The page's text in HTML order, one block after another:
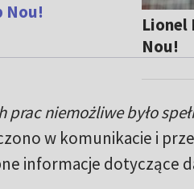
Lionel
Nou!
Nou!
niemożliwe było
w komunikacie i
informacje dotyczące